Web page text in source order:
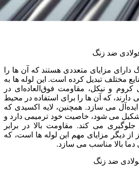
ضد زنگ
دارای مزایای متعددی هستند که آن ها را
مختلف تبدیل کرده است. این لوله‌ ها به
کروم و نیکل، مقاومت فوق‌العاده‌ای در
دارند، که آن ها را برای استفاده در محیط
می ‌سازد. همچنین، لایه اکسیدی که
می ‌شود، خاصیت خود ترمیمی دارد و
می‌ کند. مقاومت بالا در برابر
از دیگر مزایای مهم این لوله‌ ها است، که
دما بالا مناسب می ‌سازد.
ضد زنگ